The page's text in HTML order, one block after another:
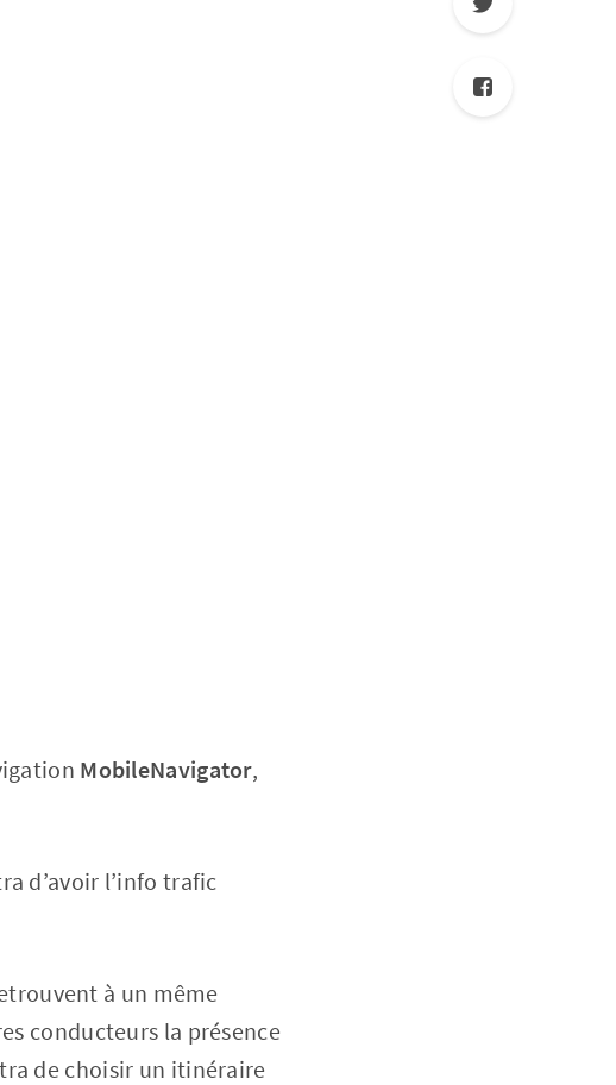
MobileNavigator,
d’avoir l’info trafic
à un même
conducteurs la présence
de choisir un itinéraire